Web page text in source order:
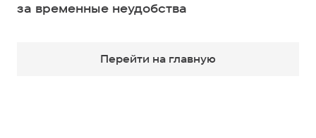
за временные неудобства
Перейти на главную